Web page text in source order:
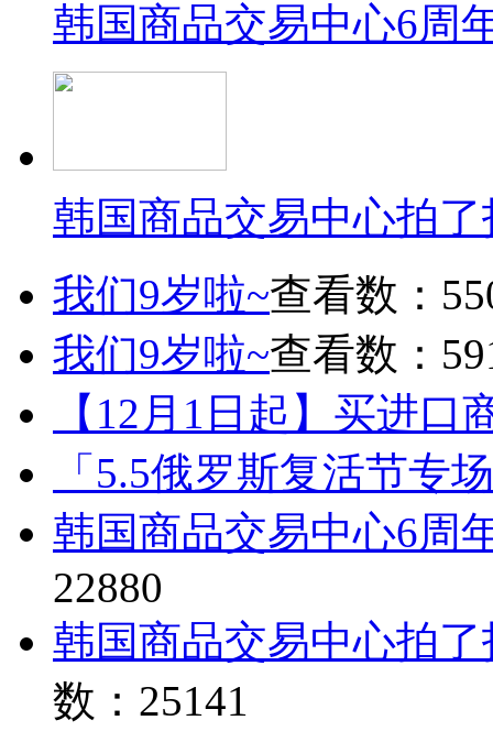
韩国商品交易中心6周
韩国商品交易中心拍
我们9岁啦~查看数：
我们9岁啦~查看数：
【12月1日起】买进口
「5.5俄罗斯复活节专
韩国商品交易中心6周
22880
韩国商品交易中心拍
数：25141